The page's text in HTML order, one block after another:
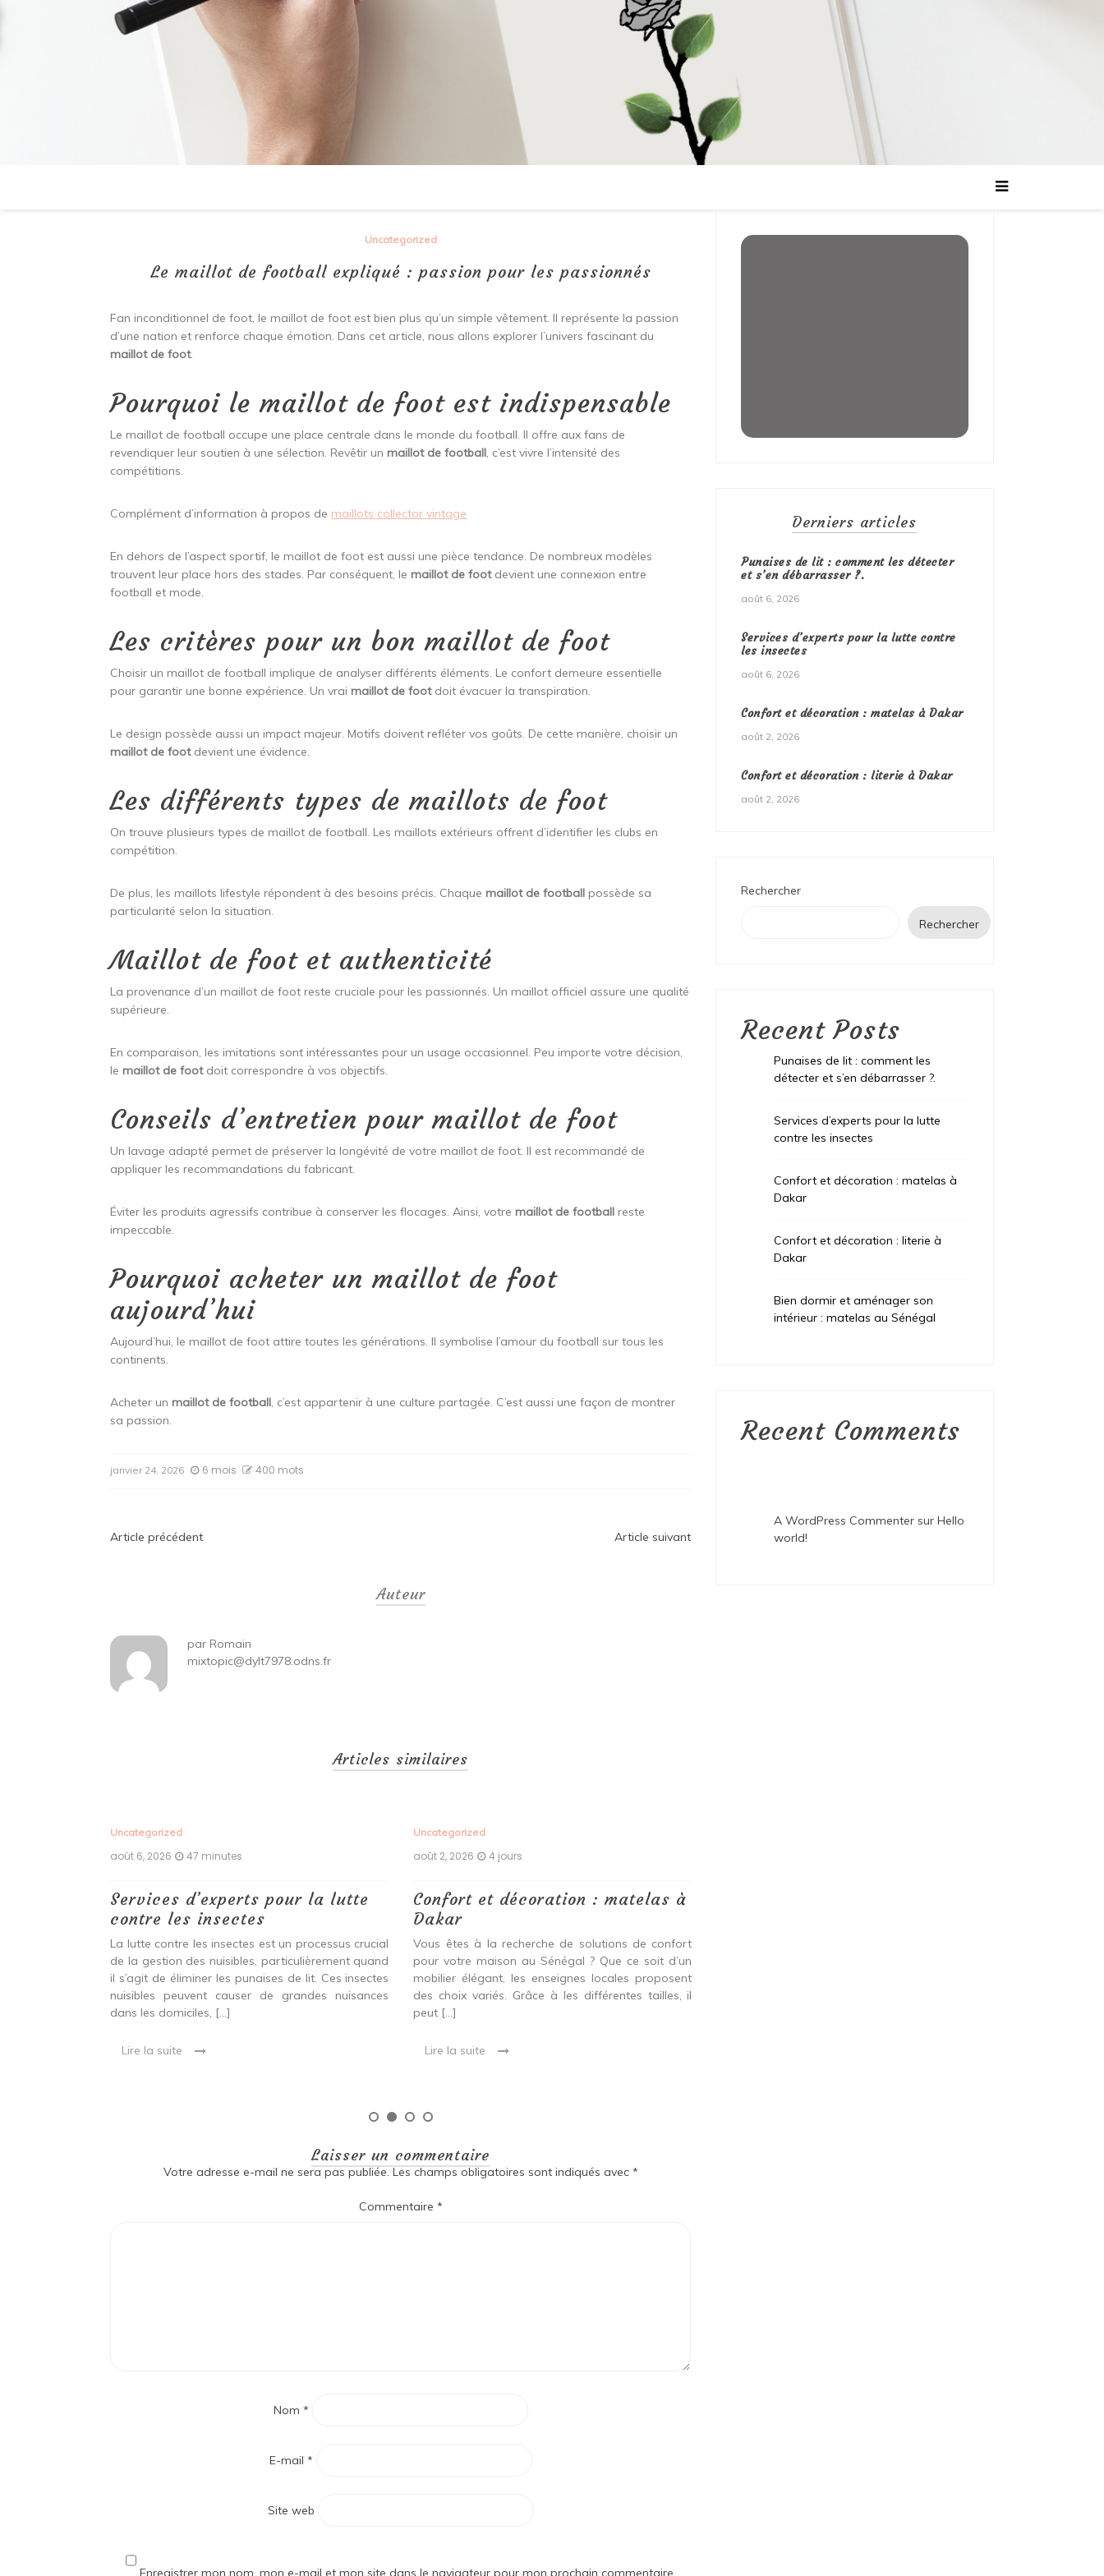
Uncategorized
Le maillot de football expliqué : passion pour les passionnés
Fan inconditionnel de foot, le maillot de foot est bien plus qu’un simple vêtement. Il représente la passion
d’une nation et renforce chaque émotion. Dans cet article, nous allons explorer l’univers fascinant du
maillot de foot.
Pourquoi le maillot de foot est indispensable
Le maillot de football occupe une place centrale dans le monde du football. Il offre aux fans de
revendiquer leur soutien à une sélection. Revêtir un maillot de football, c’est vivre l’intensité des
compétitions.
Complément d’information à propos de maillots collector vintage
En dehors de l’aspect sportif, le maillot de foot est aussi une pièce tendance. De nombreux modèles
trouvent leur place hors des stades. Par conséquent, le maillot de footdevient une connexion entre
football et mode.
Les critères pour un bon maillot de foot
Choisir un maillot de football implique de analyser différents éléments. Le confort demeure essentielle
pour garantir une bonne expérience. Un vrai maillot de footdoit évacuer la transpiration.
Le design possède aussi un impact majeur. Motifs doivent refléter vos goûts. De cette manière, choisir un
maillot de footdevient une évidence.
Les différents types de maillots de foot
On trouve plusieurs types de maillot de football. Les maillots extérieurs offrent d’identifier les clubs en
compétition.
De plus, les maillots lifestyle répondent à des besoins précis. Chaque maillot de football possède sa
particularité selon la situation.
Maillot de foot et authenticité
La provenance d’un maillot de foot reste cruciale pour les passionnés. Un maillot officiel assure une qualité
supérieure.
En comparaison, les imitations sont intéressantes pour un usage occasionnel. Peu importe votre décision,
le maillot de footdoit correspondre à vos objectifs.
Conseils d’entretien pour maillot de foot
Un lavage adapté permet de préserver la longévité de votre maillot de foot. Il est recommandé de
appliquer les recommandations du fabricant.
Éviter les produits agressifs contribue à conserver les flocages. Ainsi, votre maillot de football reste
impeccable.
Pourquoi acheter un maillot de foot
aujourd’hui
Aujourd’hui, le maillot de foot attire toutes les générations. Il symbolise l’amour du football sur tous les
continents.
Acheter un maillot de football, c’est appartenir à une culture partagée. C’est aussi une façon de montrer
sa passion.
janvier 24, 2026 6 mois 400 mots
Navigation
Article précédent Article suivant
Auteur
par Romain
mixtopic@dylt7978.odns.fr
Articles similaires
Uncategorized
août 6, 2026 47 minutes
Services d’experts pour la lutte
contre les insectes
La lutte contre les insectes est un processus crucial
de la gestion des nuisibles, particulièrement quand
il s’agit de éliminer les punaises de lit. Ces insectes
nuisibles peuvent causer de grandes nuisances
dans les domiciles, […]
Lire la suite
Uncategorized
août 2, 2026 4 jours
Confort et décoration : matelas à
Dakar
Vous êtes à la recherche de solutions de confort
pour votre maison au Sénégal ? Que ce soit d’un
mobilier élégant, les enseignes locales proposent
des choix variés. Grâce à les différentes tailles, il
peut […]
Lire la suite
Laisser un commentaire
Votre adresse e-mail ne sera pas publiée. Les champs obligatoires sont indiqués avec *
Commentaire *
Nom *
E-mail *
Site web
Derniers articles
Punaises de lit : comment les détecter
et s’en débarrasser ?.
août 6, 2026
Services d’experts pour la lutte contre
les insectes
août 6, 2026
Confort et décoration : matelas à Dakar
août 2, 2026
Confort et décoration : literie à Dakar
août 2, 2026
Rechercher
Rechercher
Recent Posts
Punaises de lit : comment les
détecter et s’en débarrasser ?.
Services d’experts pour la lutte
contre les insectes
Confort et décoration : matelas à
Dakar
Confort et décoration : literie à
Dakar
Bien dormir et aménager son
intérieur : matelas au Sénégal
Recent Comments
A WordPress Commenter surHello
world!